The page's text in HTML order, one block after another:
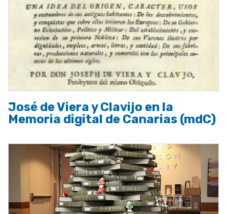
José de Viera y Clavijo en la
Memoria digital de Canarias (mdC)